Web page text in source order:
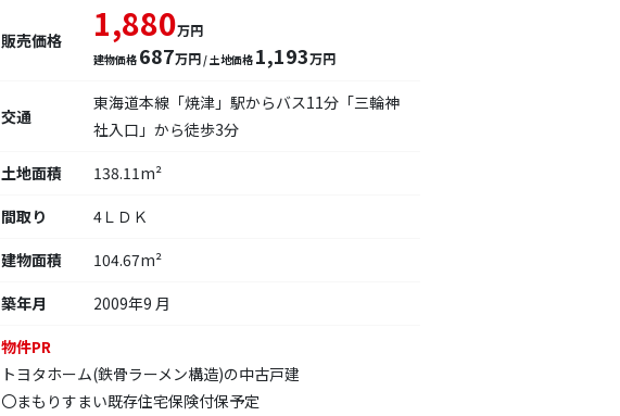
販売価格 1,880万円
建物価格 687万円/ 土地価格 1,193万円
交通
東海道本線「焼津」駅からバス11分「三輪神
社入口」から徒歩3分
土地面積
138.11m²
間取り
4ＬＤＫ
建物面積
104.67m²
築年月
2009年9 月
物件PR
トヨタホーム(鉄骨ラーメン構造)の中古戸建
〇まもりすまい既存住宅保険付保予定